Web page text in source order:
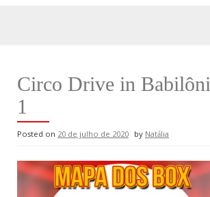
Circo Drive in
1
Posted on 20 de julho de 2020 byNatália